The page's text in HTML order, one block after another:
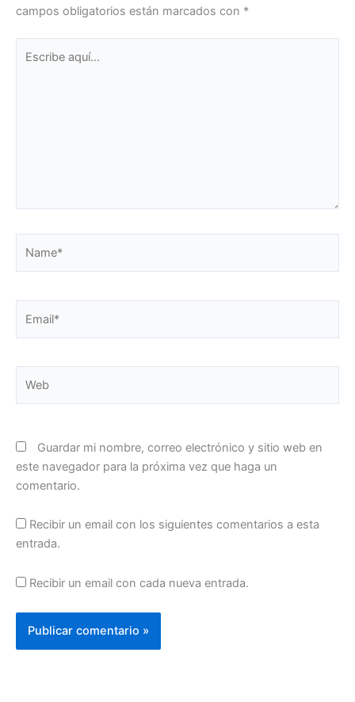
campos obligatorios están marcados con *
aquí...
Guardar mi nombre, correo electrónico y sitio web en
este navegador para la próxima vez que haga un
comentario.
Recibir un email con los siguientes comentarios a esta
entrada.
Recibir un email con cada nueva entrada.